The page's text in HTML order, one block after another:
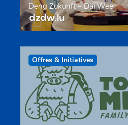
Deng Zukunft – Däi Wee
dzdw.lu
Offres & Initiatives